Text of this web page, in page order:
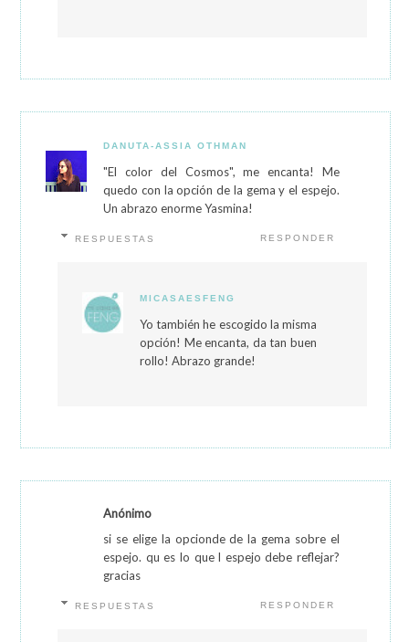
DANUTA-ASSIA OTHMAN
"El color del Cosmos", me encanta! Me
quedo con la opción de la gema y el espejo.
Un abrazo enorme Yasmina!
RESPONDER
RESPUESTAS
MICASAESFENG
Yo también he escogido la misma
opción! Me encanta, da tan buen
rollo! Abrazo grande!
Anónimo
si se elige la opcionde de la gema sobre el
espejo. qu es lo que l espejo debe reflejar?
gracias
RESPONDER
RESPUESTAS